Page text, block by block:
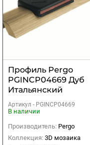
Профиль Pergo
PGINCP04669 Дуб
Итальянский
Коричневый (5 в 1)
Артикул - PGINCP04669
В наличии
Производитель: Pergo
Коллекция: 3D мозаика